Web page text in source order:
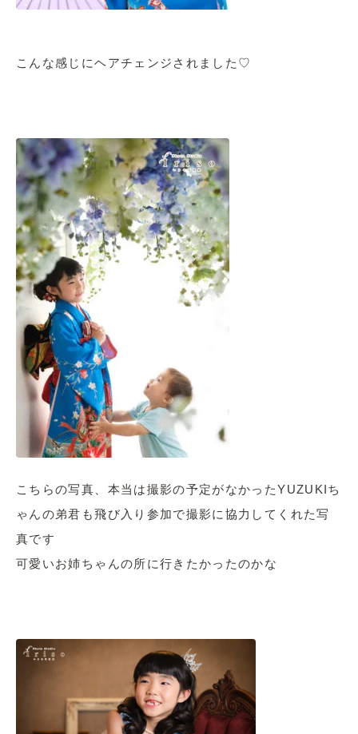
こんな感じにヘアチェンジされました♡
こちらの写真、本当は撮影の予定がなかったYUZUKIち
ゃんの弟君も飛び入り参加で撮影に協力してくれた写
真です
可愛いお姉ちゃんの所に行きたかったのかな